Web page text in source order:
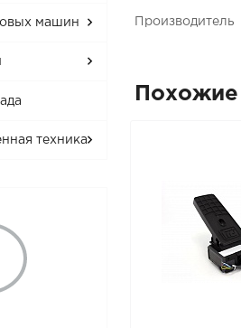
машин
техника
Производитель